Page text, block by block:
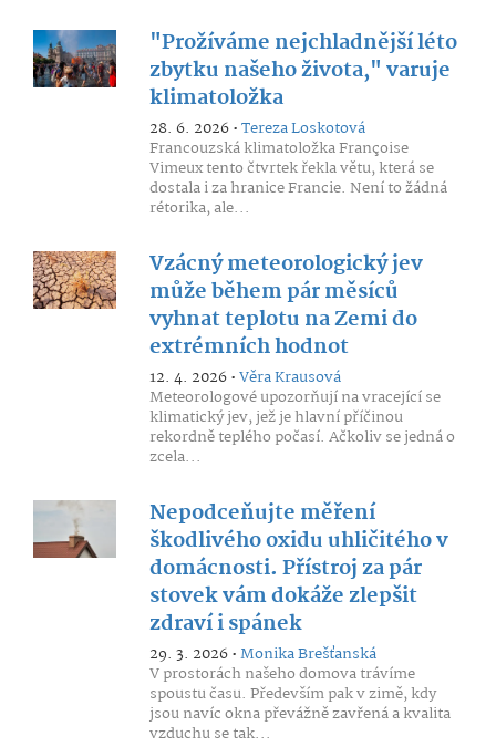
"Prožíváme nejchladnější léto
zbytku našeho života," varuje
klimatoložka
28. 6. 2026 •Tereza Loskotová
Francouzská klimatoložka Françoise
Vimeux tento čtvrtek řekla větu, která se
dostala i za hranice Francie. Není to žádná
rétorika, ale...
Vzácný meteorologický jev
může během pár měsíců
vyhnat teplotu na Zemi do
extrémních hodnot
12. 4. 2026 •Věra Krausová
Meteorologové upozorňují na vracející se
klimatický jev, jež je hlavní příčinou
rekordně teplého počasí. Ačkoliv se jedná o
zcela...
Nepodceňujte měření
škodlivého oxidu uhličitého v
domácnosti. Přístroj za pár
stovek vám dokáže zlepšit
zdraví i spánek
29. 3. 2026 •Monika Brešťanská
V prostorách našeho domova trávíme
spoustu času. Především pak v zimě, kdy
jsou navíc okna převážně zavřená a kvalita
vzduchu se tak...